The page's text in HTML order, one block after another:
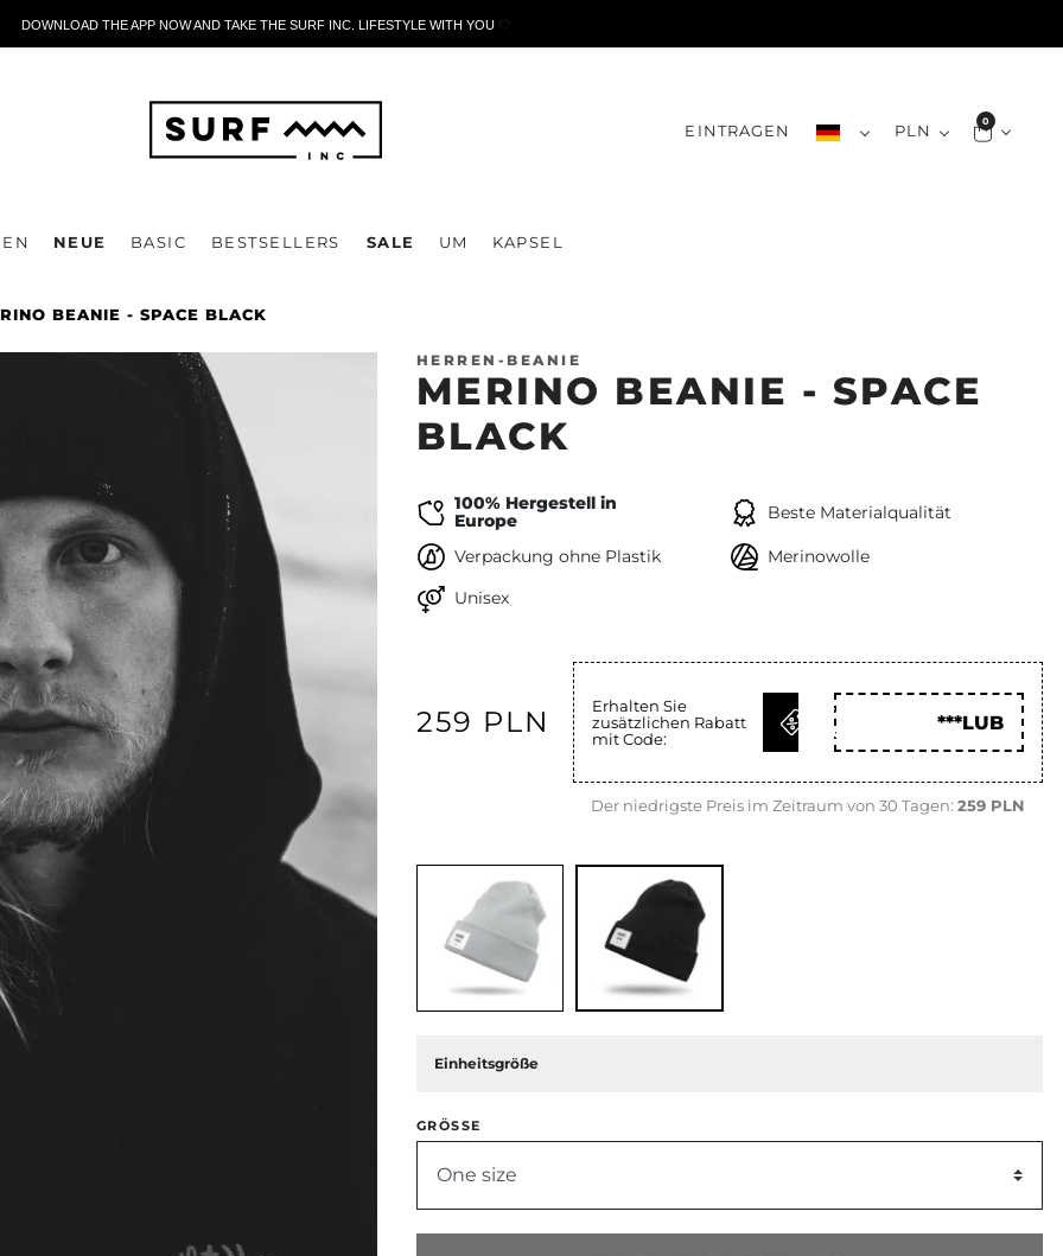
DOWNLOAD THE APP NOW AND TAKE THE SURF INC. LIFESTYLE WITH YOU🤍
EINTRAGEN PLN 0
NEUE BASIC BESTSELLERS SALE UM KAPSEL
BEANIE - SPACE BLACK
Weiter
HERREN-BEANIE
MERINO BEANIE - SPACE
BLACK
100% Hergestell in
Europe
Beste Materialqualität
Verpackung ohne Plastik
Merinowolle
Unisex
259 PLN
Erhalten Sie
zusätzlichen Rabatt
mit Code:
CODE
HOLEN
***LUB
Der niedrigste Preis im Zeitraum von 30 Tagen: 259 PLN
Einheitsgröße
GRÖSSE
One size